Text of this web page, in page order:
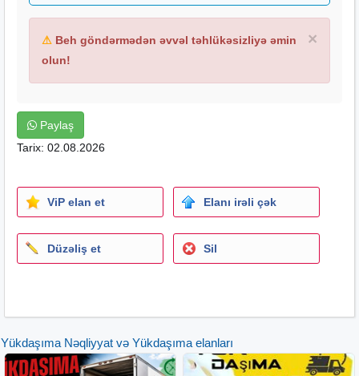
×
⚠ Beh göndərmədən əvvəl təhlükəsizliyə əmin
olun!
Paylaş
Tarix: 02.08.2026
ViP elan et Elanı irəli çək
Düzəliş et Sil
Yükdaşıma Nəqliyyat və Yükdaşıma elanları